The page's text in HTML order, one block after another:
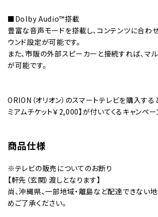
■Dolby Audio™搭載
豊富な音声モードを搭載し、コンテンツに合わ
ウンド設定が可能です。
また、市販の外部スピーカーと接続すれば、マ
が可能です。
ORION（オリオン）のスマートテレビを購入す
ミアムチケット￥2,000】が付いてくるキャンペー
商品仕様
※テレビの販売についてのお断り
【軒先（玄関）渡しとなります】
尚、沖縄県、一部地域・離島など配達できない
めご了承ください。